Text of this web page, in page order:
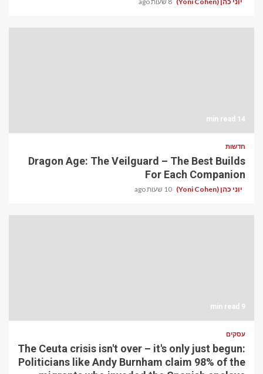
14 min read
חדשות
Dragon Age: The Veilguard – The Best Builds
For Each Companion
יוני כהן (Yoni Cohen) 10 שעות ago
9 min read
עסקים
The Ceuta crisis isn't over – it's only just begun:
Politicians like Andy Burnham claim 98% of the